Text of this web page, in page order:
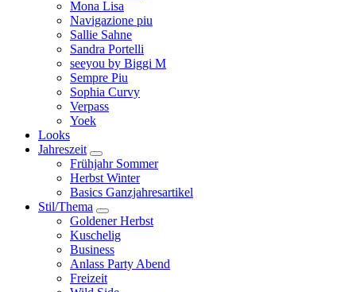
Mona Lisa
Navigazione piu
Sallie Sahne
Sandra Portelli
seeyou by Biggi M
Sempre Piu
Sophia Curvy
Verpass
Yoek
Looks
Jahreszeit
Frühjahr Sommer
Herbst Winter
Basics Ganzjahresartikel
Stil/Thema
Goldener Herbst
Kuschelig
Business
Anlass Party Abend
Freizeit